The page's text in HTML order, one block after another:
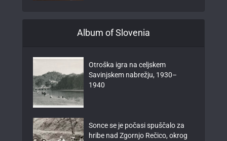
Album of Slovenia
Otroška igra na celjskem
Savinjskem nabrežju, 1930–
1940
Sonce se je počasi spuščalo za
hribe nad Zgornjo Rečico, okrog